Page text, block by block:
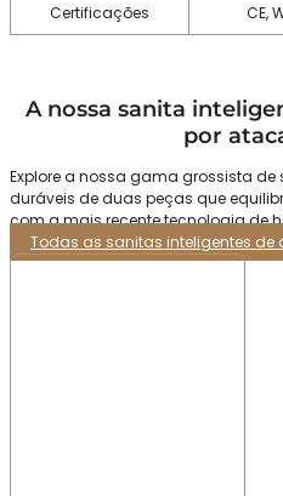
Certificações CE,
A nossa sanita
por
Explore a nossa gama grossista de
duráveis de duas peças que
com a mais recente tecnologia de
Todas as sanitas inteligentes